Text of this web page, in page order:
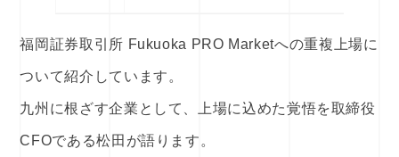
福岡証券取引所 Fukuoka PRO Marketへの重複上場に
ついて紹介しています。
九州に根ざす企業として、上場に込めた覚悟を取締役
CFOである松田が語ります。